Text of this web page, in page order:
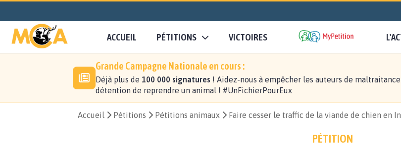
ACCUEIL PÉTITIONS VICTOIRES
Grande Campagne Nationale en cours :
Déjà plus de 100 000 signatures ! Aidez-nous à empêcher les auteurs de
détention de reprendre un animal ! #UnFichierPourEux
Accueil Pétitions Pétitions animaux Faire cesser le traffic de la viande de chien en
PÉTITION